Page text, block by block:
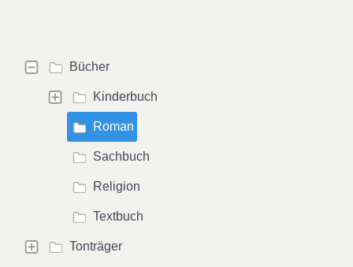
Bücher
Kinderbuch
Roman
Sachbuch
Religion
Textbuch
Tonträger